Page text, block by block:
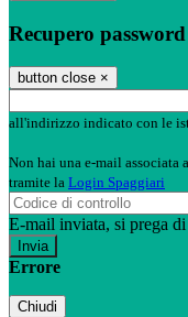
Recupero password
button close ×
all'indirizzo indicato con le
Non hai una e-mail associata
tramite la Login Spaggiari
E-mail inviata, si prega
Errore
Chiudi